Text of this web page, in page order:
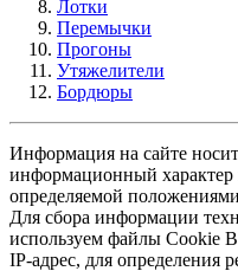
Лотки
Перемычки
Прогоны
Утяжелители
Бордюры
Информация на сайте
информационный характер
определяемой
Для сбора информации
используем файлы Cookie
IP-адрес, для определения